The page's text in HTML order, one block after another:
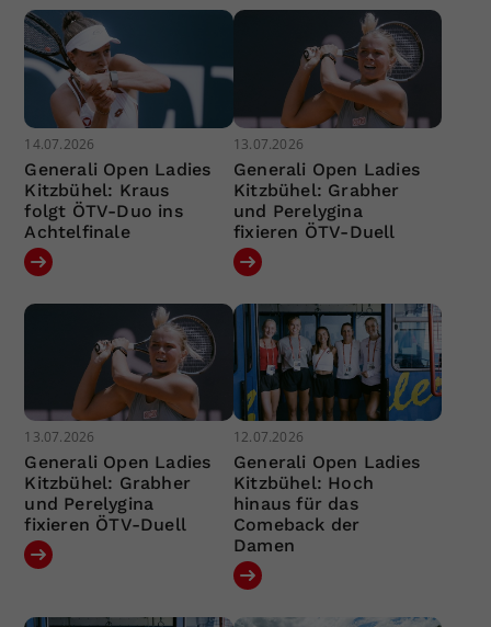
14.07.2026
Generali Open Ladies
Kitzbühel: Kraus
folgt ÖTV-Duo ins
Achtelfinale
13.07.2026
Generali Open Ladies
Kitzbühel: Grabher
und Perelygina
fixieren ÖTV-Duell
13.07.2026
Generali Open Ladies
Kitzbühel: Grabher
und Perelygina
fixieren ÖTV-Duell
12.07.2026
Generali Open Ladies
Kitzbühel: Hoch
hinaus für das
Comeback der
Damen